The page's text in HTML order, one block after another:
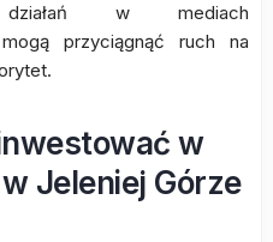
w mediach
przyciągnąć ruch na
w
Jeleniej Górze